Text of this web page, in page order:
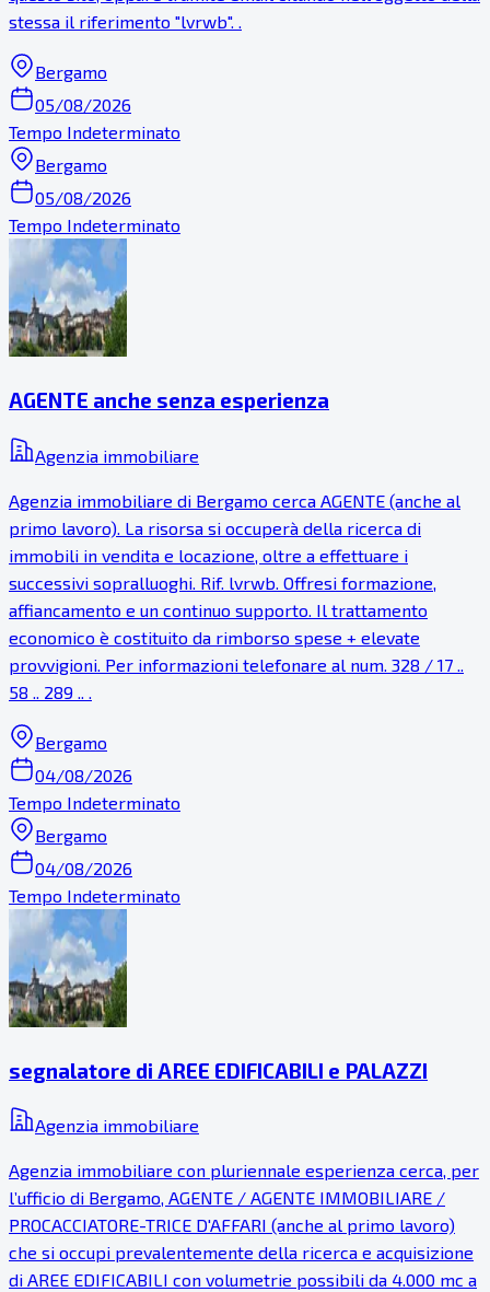
stessa il riferimento "lvrwb". .
Bergamo
05/08/2026
Tempo Indeterminato
Bergamo
05/08/2026
Tempo Indeterminato
AGENTE anche senza esperienza
Agenzia immobiliare
Agenzia immobiliare di Bergamo cerca AGENTE (anche al
primo lavoro). La risorsa si occuperà della ricerca di
immobili in vendita e locazione, oltre a effettuare i
successivi sopralluoghi. Rif. lvrwb. Offresi formazione,
affiancamento e un continuo supporto. Il trattamento
economico è costituito da rimborso spese + elevate
provvigioni. Per informazioni telefonare al num. 328 / 17 ..
58 .. 289 .. .
Bergamo
04/08/2026
Tempo Indeterminato
Bergamo
04/08/2026
Tempo Indeterminato
segnalatore di AREE EDIFICABILI e PALAZZI
Agenzia immobiliare
Agenzia immobiliare con pluriennale esperienza cerca, per
l’ufficio di Bergamo, AGENTE / AGENTE IMMOBILIARE /
PROCACCIATORE-TRICE D'AFFARI (anche al primo lavoro)
che si occupi prevalentemente della ricerca e acquisizione
di AREE EDIFICABILI con volumetrie possibili da 4.000 mc a